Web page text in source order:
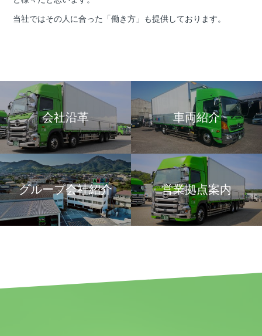
当社ではその人に合った「働き方」も提供しております。
会社沿革 車両紹介
グループ会社紹介 営業拠点案内